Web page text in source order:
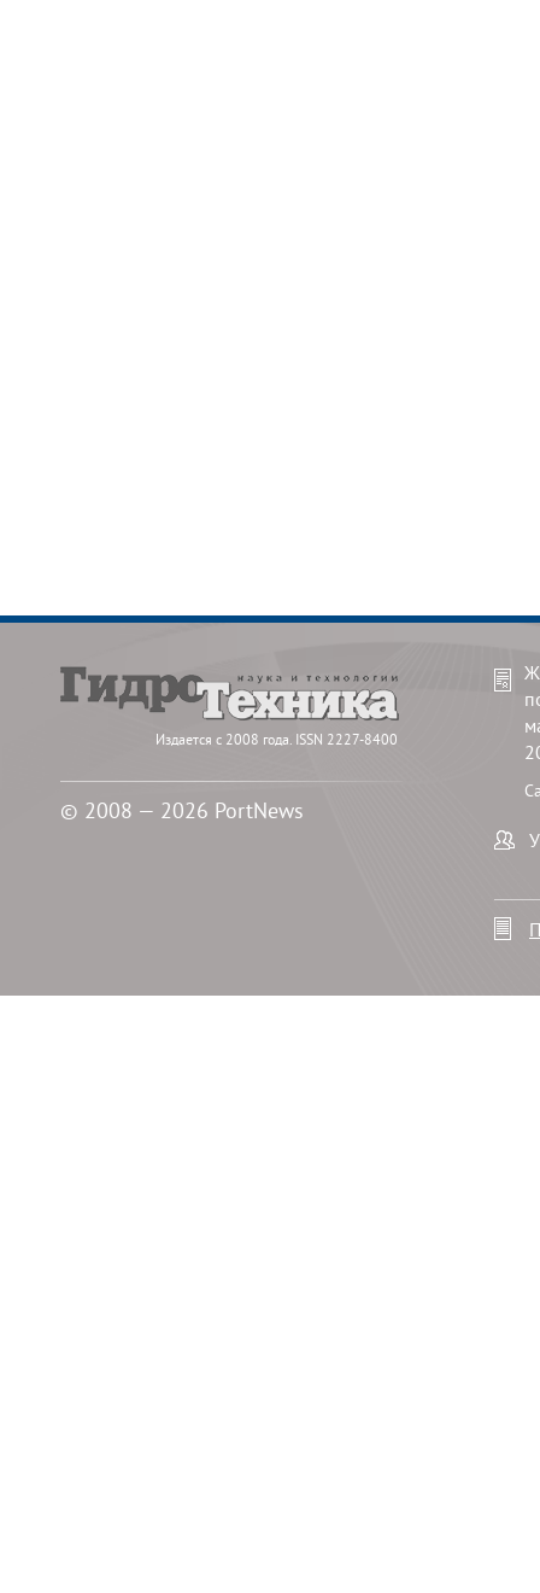
Издается с 2008 года. ISSN 2227-8400
© 2008 — 2026 PortNews